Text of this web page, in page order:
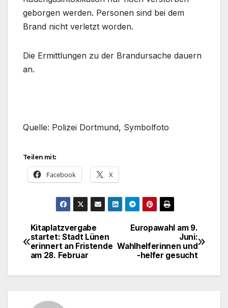
geborgen werden. Personen sind bei dem
Brand nicht verletzt worden.
Die Ermittlungen zu der Brandursache dauern
an.
Quelle: Polizei Dortmund, Symbolfoto
Teilen mit:
Facebook X
Beitragsnavigation
Europawahl am 9.
Juni:
Wahlhelferinnen und
-helfer gesucht
Kitaplatzvergabe
startet: Stadt Lünen
erinnert an Fristende
am 28. Februar